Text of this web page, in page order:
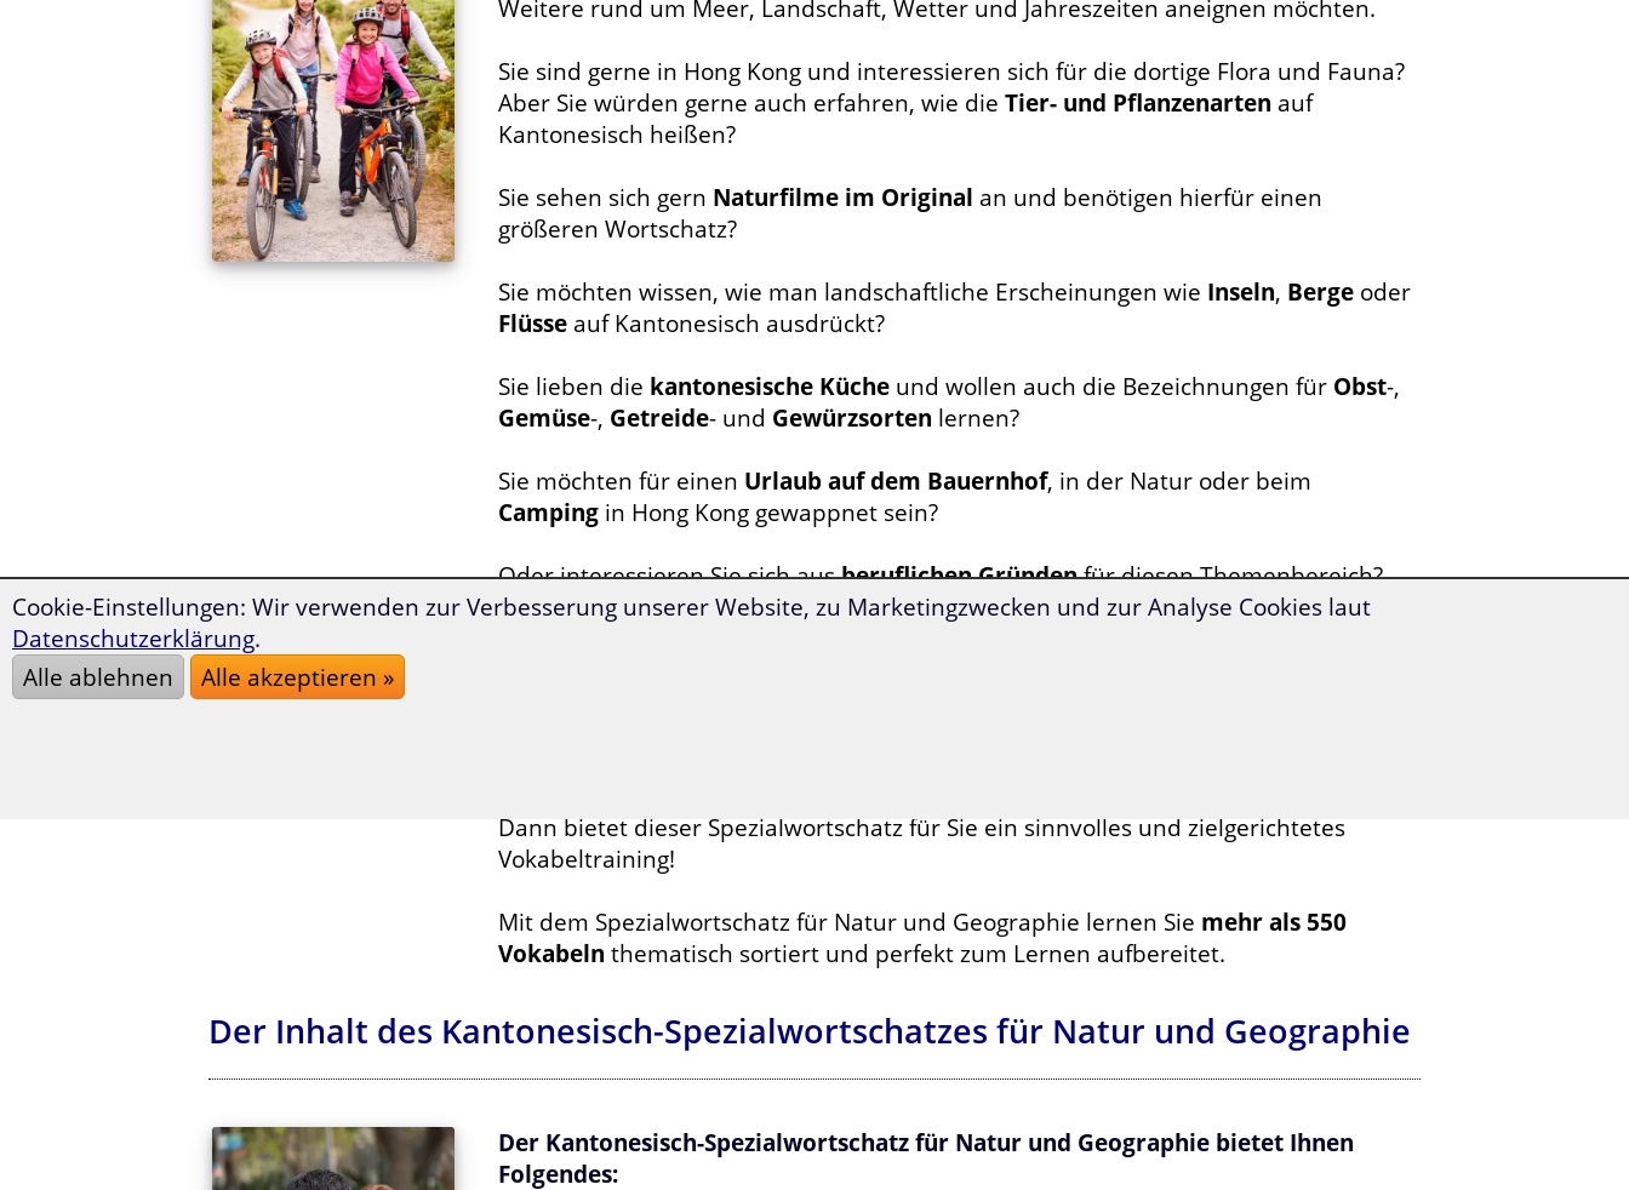
Weitere rund um Meer, Landschaft, Wetter und Jahreszeiten aneignen möchten.
Sie sind gerne in Hong Kong und interessieren sich für die dortige Flora und Fauna?
Aber Sie würden gerne auch erfahren, wie die Tier- und Pflanzenarten auf
Kantonesisch heißen?
Sie sehen sich gern Naturfilme im Original an und benötigen hierfür einen
größeren Wortschatz?
Sie möchten wissen, wie man landschaftliche Erscheinungen wie Inseln, Berge oder
Flüsse auf Kantonesisch ausdrückt?
Sie lieben die kantonesische Küche und wollen auch die Bezeichnungen für Obst-,
Gemüse-, Getreide- und Gewürzsorten lernen?
Sie möchten für einen Urlaub auf dem Bauernhof, in der Natur oder beim
Camping in Hong Kong gewappnet sein?
Oder interessieren Sie sich ausberuflichen Gründenfür diesen Themenbereich?
Dann bietet dieser Spezialwortschatz für Sie ein sinnvolles und zielgerichtetes
Vokabeltraining!
Mit dem Spezialwortschatz für Natur und Geographie lernen Sie mehr als 550
Vokabeln thematisch sortiert und perfekt zum Lernen aufbereitet.
Der Inhalt des Kantonesisch-Spezialwortschatzes für Natur und Geographie
Der Kantonesisch-Spezialwortschatz für Natur und Geographie bietet Ihnen
Folgendes:
Cookie-Einstellungen: Wir verwenden zur Verbesserung unserer Website, zu Marketingzwecken und zur Analyse Cookies laut
Datenschutzerklärung.
Alle ablehnen
Alle akzeptieren »